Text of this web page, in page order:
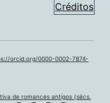
Créditos
orcid.org/0000-0002-7874-
de romances antigos (sécs.